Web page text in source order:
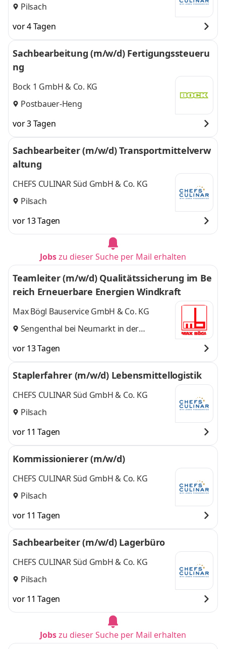
Pilsach
vor 4 Tagen
Sachbearbeitung (m/w/d) Fertigungssteueru
ng
Bock 1 GmbH & Co. KG
Postbauer-Heng
vor 3 Tagen
Sachbearbeiter (m/w/d) Transportmittelverw
altung
CHEFS CULINAR Süd GmbH & Co. KG
Pilsach
vor 13 Tagen
Jobszu dieser Suche per Mail erhalten
Teamleiter (m/w/d) Qualitätssicherung im Be
reich Erneuerbare Energien Windkraft
Max Bögl Bauservice GmbH & Co. KG
Sengenthal bei Neumarkt in der
vor 13 Tagen
Staplerfahrer (m/w/d) Lebensmittellogistik
CHEFS CULINAR Süd GmbH & Co. KG
Pilsach
vor 11 Tagen
Kommissionierer (m/w/d)
CHEFS CULINAR Süd GmbH & Co. KG
Pilsach
vor 11 Tagen
Sachbearbeiter (m/w/d) Lagerbüro
CHEFS CULINAR Süd GmbH & Co. KG
Pilsach
vor 11 Tagen
Jobszu dieser Suche per Mail erhalten